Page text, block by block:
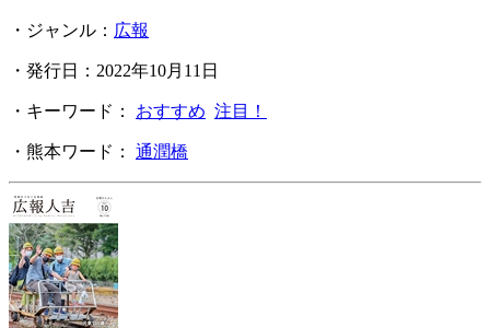
・ジャンル： 広報
・発行日：2022年10月11日
・キーワード： おすすめ 注目！
・熊本ワード： 通潤橋